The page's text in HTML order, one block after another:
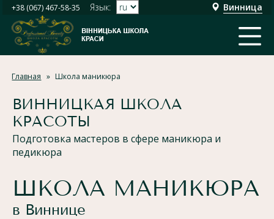
+38 (067) 467-58-35 Язык: Винница
Главная Школа маникюра
ВИННИЦКАЯ ШКОЛА
КРАСОТЫ
Подготовка мастеров в сфере маникюра и
педикюра
ШКОЛА МАНИКЮРА
в Виннице